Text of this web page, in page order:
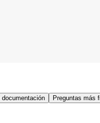
documentación Preguntas más